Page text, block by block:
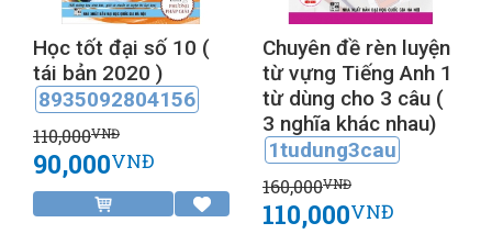
Học tốt đại số 10 (
tái bản 2020 )
8935092804156
110,000VNĐ
90,000VNĐ
Chuyên đề rèn luyện
từ vựng Tiếng Anh 1
từ dùng cho 3 câu (
3 nghĩa khác nhau)
1tudung3cau
160,000VNĐ
110,000VNĐ